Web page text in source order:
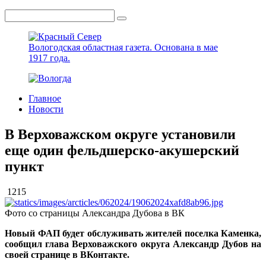
Вологодская областная газета. Основана в мае
1917 года.
Главное
Новости
В Верховажском округе установили
еще один фельдшерско-акушерский
пункт
1215
Фото со страницы Александра Дубова в ВК
Новый ФАП будет обслуживать жителей поселка Каменка,
сообщил глава Верховажского округа Александр Дубов на
своей странице в ВКонтакте.